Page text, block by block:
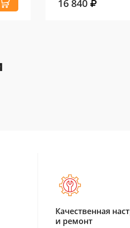
16 840
Качественная
и ремонт